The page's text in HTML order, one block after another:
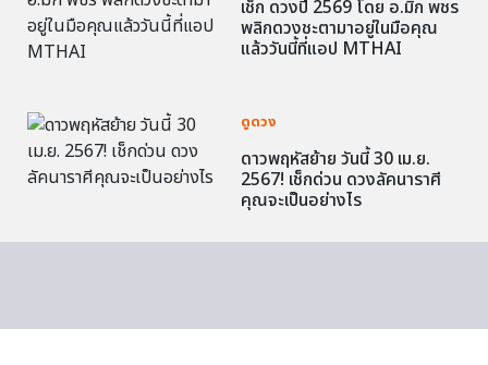
เช็ก ดวงปี 2569 โดย อ.มิก พชร
พลิกดวงชะตามาอยู่ในมือคุณ
แล้ววันนี้ที่แอป MTHAI
ดูดวง
ดาวพฤหัสย้าย วันนี้ 30 เม.ย.
2567! เช็กด่วน ดวงลัคนาราศี
คุณจะเป็นอย่างไร